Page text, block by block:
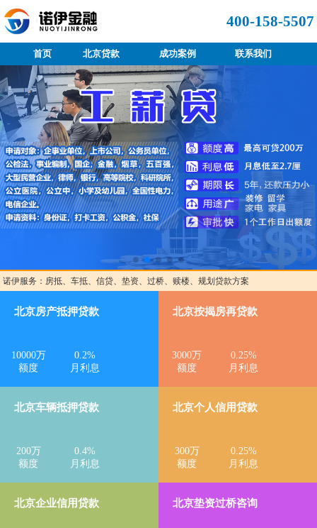
400-158-5507
首页 北京贷款 成功案例 联系我们
诺伊服务：房抵、车抵、信贷、垫资、过桥、赎楼、规划贷款方案
北京房产抵押贷款
10000万
额度
0.2%
月利息
北京按揭房再贷款
3000万
额度
0.25%
月利息
北京车辆抵押贷款
200万
额度
0.4%
月利息
北京个人信用贷款
300万
额度
0.25%
月利息
北京企业信用贷款 北京垫资过桥咨询